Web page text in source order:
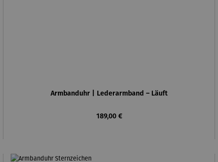
Armbanduhr | Lederarmband – Läuft
Regulärer Preis:
189,00 €